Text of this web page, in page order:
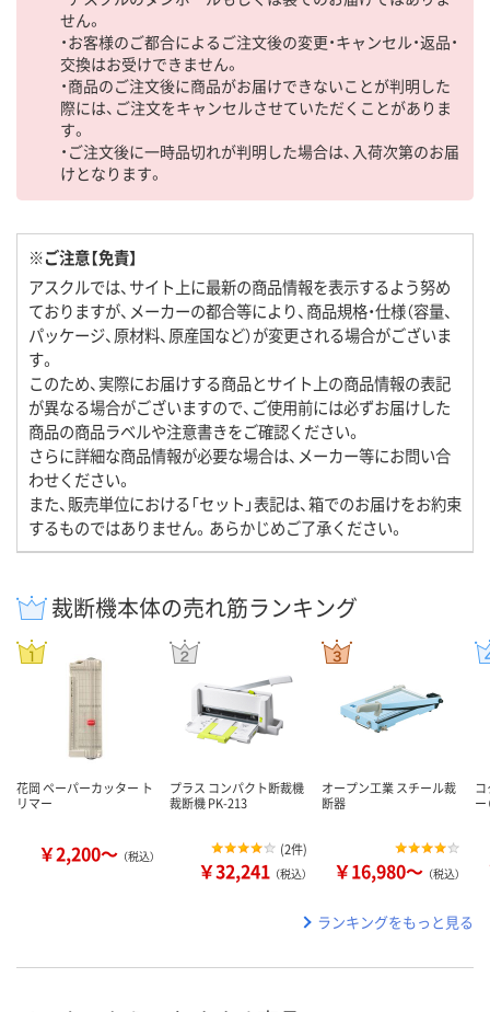
せん。
・お客様のご都合によるご注文後の変更・キャンセル・返品・
交換はお受けできません。
・商品のご注文後に商品がお届けできないことが判明した
際には、ご注文をキャンセルさせていただくことがありま
す。
・ご注文後に一時品切れが判明した場合は、入荷次第のお届
けとなります。
※ご注意【免責】
アスクルでは、サイト上に最新の商品情報を表示するよう努め
ておりますが、メーカーの都合等により、商品規格・仕様（容量、
パッケージ、原材料、原産国など）が変更される場合がございま
す。
このため、実際にお届けする商品とサイト上の商品情報の表記
が異なる場合がございますので、ご使用前には必ずお届けした
商品の商品ラベルや注意書きをご確認ください。
さらに詳細な商品情報が必要な場合は、メーカー等にお問い合
わせください。
また、販売単位における「セット」表記は、箱でのお届けをお約束
するものではありません。あらかじめご了承ください。
裁断機本体の売れ筋ランキング
花岡 ペーパーカッター ト
リマー
￥2,200～ （税込）
プラス コンパクト断裁機
裁断機 PK-213
(2件)
￥32,241 （税込）
オープン工業 スチール裁
断器
￥16,980～ （税込）
ー
ランキングをもっと見る